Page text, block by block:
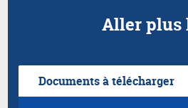
Aller plus
Documents à télécharger